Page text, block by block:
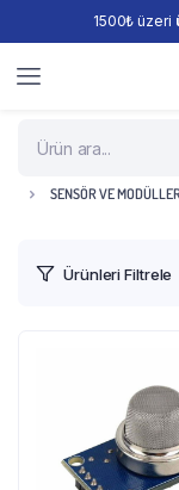
1500₺ üzeri
SENSÖR VE
Ürünleri Filtrele